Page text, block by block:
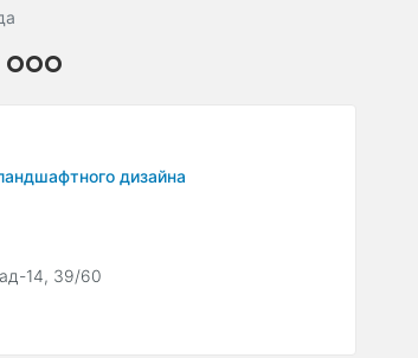
ООО
дизайна
14, 39/60